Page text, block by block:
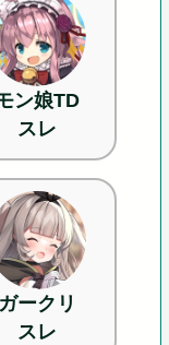
ン娘TD
スレ
ガークリ
スレ